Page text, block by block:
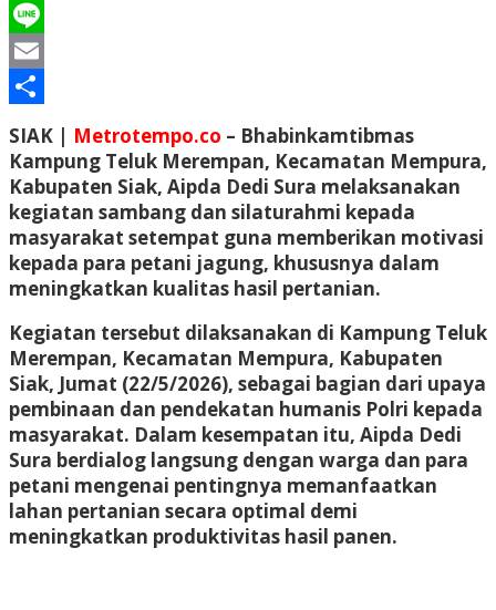
WhatsApp
Line
Email
Share
SIAK | Metrotempo.co – Bhabinkamtibmas
Kampung Teluk Merempan, Kecamatan Mempura,
Kabupaten Siak, Aipda Dedi Sura melaksanakan
kegiatan sambang dan silaturahmi kepada
masyarakat setempat guna memberikan motivasi
kepada para petani jagung, khususnya dalam
meningkatkan kualitas hasil pertanian.
Kegiatan tersebut dilaksanakan di Kampung Teluk
Merempan, Kecamatan Mempura, Kabupaten
Siak, Jumat (22/5/2026), sebagai bagian dari upaya
pembinaan dan pendekatan humanis Polri kepada
masyarakat. Dalam kesempatan itu, Aipda Dedi
Sura berdialog langsung dengan warga dan para
petani mengenai pentingnya memanfaatkan
lahan pertanian secara optimal demi
meningkatkan produktivitas hasil panen.